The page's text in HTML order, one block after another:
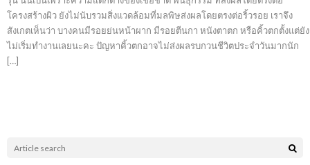
โครงสร้างผิว ยังไม่นับรวมสิ่งแวดล้อมที่มลพิษส่งผลโดยตรงต่อริ้วรอย เราจึง
สังเกตเห็นว่า บางคนมีรอยย่นหน้าผาก มีรอยตีนกา หนังตาตก หรือคิ้วตกตั้งแต่ยัง
ไม่เริ่มทำงานเลยนะคะ ปัญหาคิ้วตกอาจไม่ส่งผลรบกวนชีวิตประจำวันมากนัก
[…]